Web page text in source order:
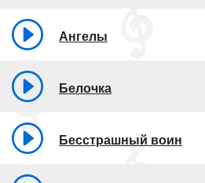
Ангелы
Белочка
Бесстрашный воин